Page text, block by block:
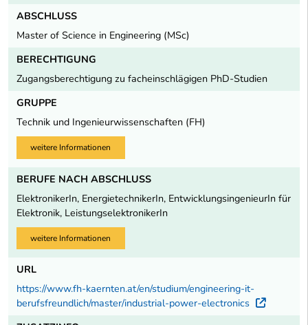
ABSCHLUSS
Master of Science in Engineering (MSc)
BERECHTIGUNG
Zugangsberechtigung zu facheinschlägigen PhD-Studien
GRUPPE
Technik und Ingenieurwissenschaften (FH)
weitere Informationen
BERUFE NACH ABSCHLUSS
ElektronikerIn, EnergietechnikerIn, EntwicklungsingenieurIn für
Elektronik, LeistungselektronikerIn
weitere Informationen
URL
https://www.fh-kaernten.at/en/studium/engineering-it-
berufsfreundlich/master/industrial-power-electronics